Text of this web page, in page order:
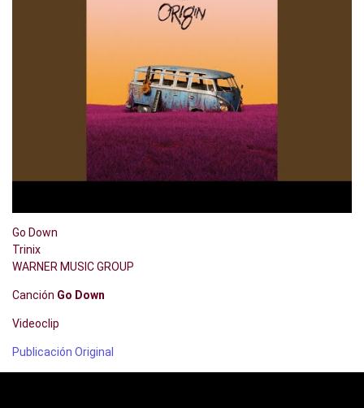
Go Down
Trinix
WARNER MUSIC GROUP
Canción Go Down
Videoclip
Publicación Original